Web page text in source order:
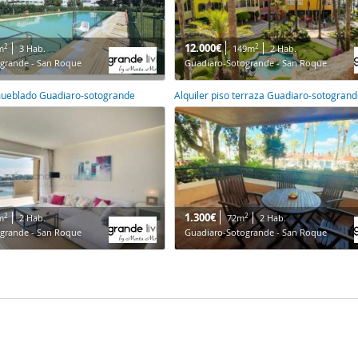
2
3 Hab.
- San Roque
12.000€ 149m2
2 Hab.
Guadiaro-Sotogrande - San Roque
Guadiaro-sotogrande
2
2 Hab.
- San Roque
Alquiler piso terraza Guadiaro-
1.300€ 72m2
2 Hab.
Guadiaro-Sotogrande - San Roque